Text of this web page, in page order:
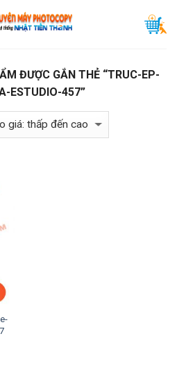
ĐƯỢC GẮN THẺ “TRUC-EP-
ESTUDIO-457”